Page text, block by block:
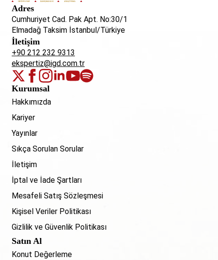
Adres
Cumhuriyet Cad. Pak Apt. No:30/1
Elmadağ Taksim İstanbul/Türkiye
İletişim
+90 212 232 9313
ekspertiz@igd.com.tr
Kurumsal
Hakkımızda
Kariyer
Yayınlar
Sıkça Sorulan Sorular
İletişim
İptal ve İade Şartları
Mesafeli Satış Sözleşmesi
Kişisel Veriler Politikası
Gizlilik ve Güvenlik Politikası
Satın Al
Konut Değerleme